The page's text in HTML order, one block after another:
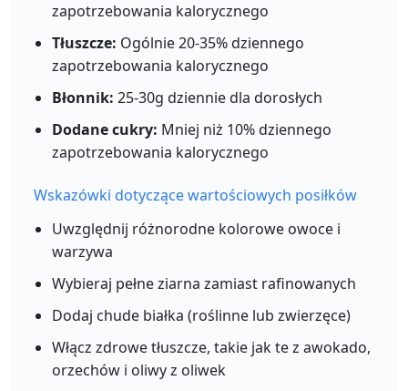
Biały ryż (gotowany)
130 2.7g 28.2g
g
Komosa ryżowa (gotowana) Grain
120
calories protein carbs fat
Per 100g
g Add
zapotrzebowania kalorycznego
Tłuszcze: Ogólnie 20-35% dziennego
zapotrzebowania kalorycznego
Błonnik: 25-30g dziennie dla dorosłych
Dodane cukry: Mniej niż 10% dziennego
zapotrzebowania kalorycznego
Wskazówki dotyczące wartościowych posiłków
Uwzględnij różnorodne kolorowe owoce i
warzywa
Wybieraj pełne ziarna zamiast rafinowanych
Dodaj chude białka (roślinne lub zwierzęce)
Włącz zdrowe tłuszcze, takie jak te z awokado,
orzechów i oliwy z oliwek